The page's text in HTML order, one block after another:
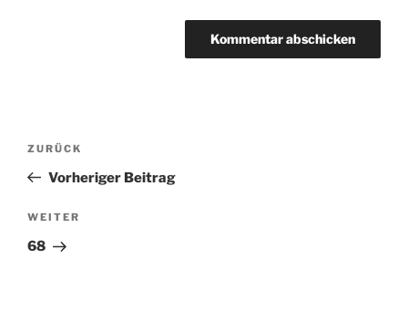
Beitragsnavigation
Vorheriger
Beitrag
ZURÜCK
Vorheriger Beitrag
Nächster
Beitrag
WEITER
68